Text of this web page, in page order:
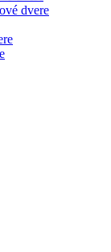
dvere